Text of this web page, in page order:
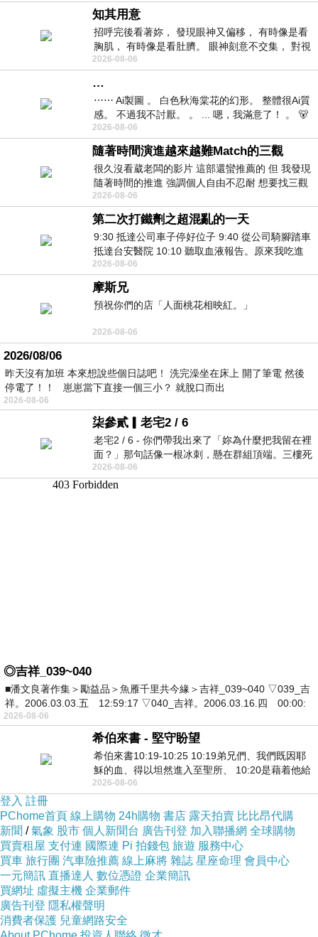
知其用意
招呼完後看著妳， 發現眼神又偏移， 有時像是看
胸肌， 有時像是看肚臍。 眼神刻意不交集， 對視
視線不對齊， 讓我很難不
2026-08-06
…
⋯⋯ Ai製圖 。 白色秋海棠花的幻形。 整體很Ai質
感。 不過我不討厭。 。 ... 嗯，我滿意了！ 。 🐻
昨中
2026-08-06
隨著時間演進越來越難Match的三觀
很久沒看葳老闆的影片 這部還蠻推薦的 但 我發現
隨著時間的推進 強調個人自由不忍耐 想要找三觀
接近的不要說對象 連朋友都超
2026-08-06
第二次打鐵劑之超混亂的一天
9:30 抵達公司車子停好位子 9:40 從公司騎腳踏車
抵達台安醫院 10:10 聽取血液報告。原來我吃進
去的 B12 彌可保並非沒有吸收而是超
2026-08-06
摩斯兄
預祝你們的店「人面桃花相映紅。」
2026-08-06
2026/08/06
昨天沒有加班 本來想說些個日誌吧！ 洗完澡坐在床上 開了筆電 然後
停電了！！ 崽崽當下直接一個三小？ 就脫口而出
2026-08-06
柒參貳▎老宅2 / 6
老宅2 / 6 - 你們帶我出來了「妳為什麼把我留在裡
面？」那句話像一根冰刺，懸在群組頂端。三樓死
死盯著照片裡的人。那個人確實站在
2026-08-06
◎吉祥_039~040
■潘文良著作集＞勵益品＞魚雁千里共今緣＞吉祥_039~040 ▽039_吉
祥。2006.03.03.五 12:59:17 ▽040_吉祥。2006.03.16.四 00:00:
2026-08-06
希伯來書 - 堅守盼望
希伯來書10:19-10:25 10:19弟兄們、我們既因耶
穌的血、得以坦然進入至聖所、 10:20是藉着他給
我們開了一條又新又活的路從幔子經過
2026-08-06
登入 註冊
PChome首頁 線上購物 24h購物 書店 露天拍賣 比比昂代購
新聞 /氣象 股市 個人新聞台 廣告刊登 加入聯播網 全球購物
買賣租屋 支付連 國際連 Pi 拍錢包 旅遊 服務中心
買車 旅行團 汽車險推薦 線上麻將 雜誌 星座命理 會員中心
一元簡訊 直播達人 數位憑證 企業簡訊
買網址 虛擬主機 企業郵件
廣告刊登 隱私權聲明
消費者保護 兒童網路安全